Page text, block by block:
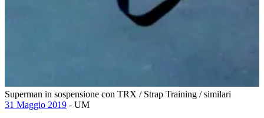
Superman in sospensione con TRX / Strap Training / similari
31 Maggio 2019 - UM